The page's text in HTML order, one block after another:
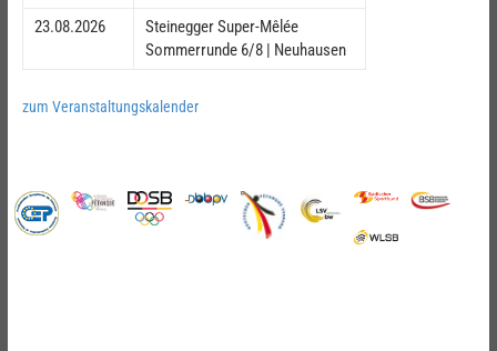
23.08.2026
Steinegger Super-Mêlée
Sommerrunde 6/8 | Neuhausen
zum Veranstaltungskalender